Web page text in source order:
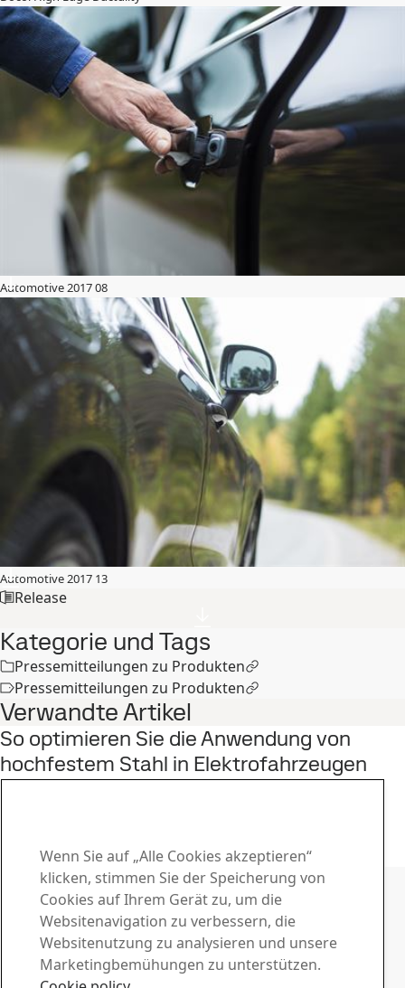
Automotive 2017 08
Automotive 2017 13
Release
Kategorie und Tags
Pressemitteilungen zu Produkten
Pressemitteilungen zu Produkten
Verwandte Artikel
So optimieren Sie die Anwendung von
hochfestem Stahl in Elektrofahrzeugen
1JanDocol, Automobilindustrie, AHSS, Electric vehicles
Kontakt zu SSAB
Kontakt
Wie können wir Ihnen helfen?
Ansprechpersonen suchen
Wenn Sie auf „Alle Cookies akzeptieren“
klicken, stimmen Sie der Speicherung von
Cookies auf Ihrem Gerät zu, um die
Websitenavigation zu verbessern, die
Websitenutzung zu analysieren und unsere
Marketingbemühungen zu unterstützen.